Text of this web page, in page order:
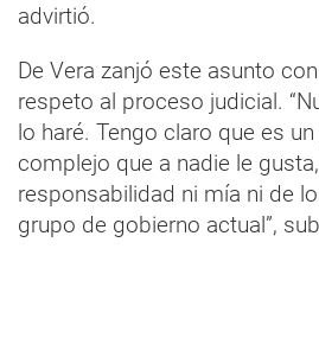
advirtió.
De Vera zanjó este asunto
respeto al proceso judicial.
lo haré. Tengo claro que es
complejo que a nadie le
responsabilidad ni mía ni de
grupo de gobierno actual”,